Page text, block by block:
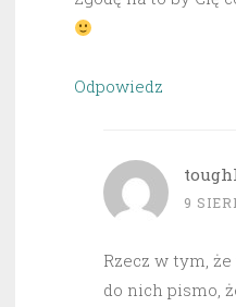
Odpowiedz
9
Rzecz w tym,
do nich pismo,